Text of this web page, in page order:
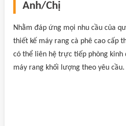
Anh/Chị
Nhằm đáp ứng mọi nhu cầu của
thiết kế máy rang cà phê cao cấp
có thể liên hệ trực tiếp phòng kinh
máy rang khối lượng theo yêu cầu.